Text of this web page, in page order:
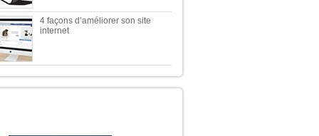
4 façons d’améliorer son site
internet